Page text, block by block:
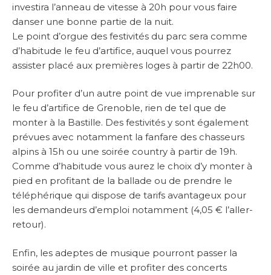
investira l’anneau de vitesse à 20h pour vous faire
danser une bonne partie de la nuit.
Le point d’orgue des festivités du parc sera comme
d’habitude le feu d’artifice, auquel vous pourrez
assister placé aux premières loges à partir de 22h00.
Pour profiter d’un autre point de vue imprenable sur
le feu d’artifice de Grenoble, rien de tel que de
monter à la Bastille. Des festivités y sont également
prévues avec notamment la fanfare des chasseurs
alpins à 15h ou une soirée country à partir de 19h.
Comme d’habitude vous aurez le choix d’y monter à
pied en profitant de la ballade ou de prendre le
téléphérique qui dispose de tarifs avantageux pour
les demandeurs d’emploi notamment (4,05 € l’aller-
retour).
Enfin, les adeptes de musique pourront passer la
soirée au jardin de ville et profiter des concerts